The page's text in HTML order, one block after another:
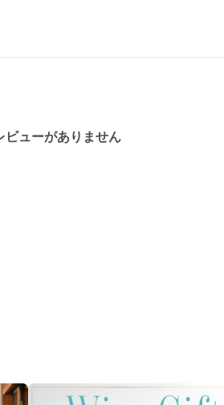
ビューがありません